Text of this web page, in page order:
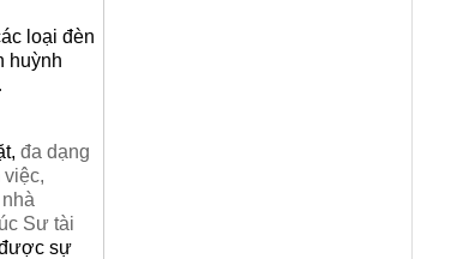
loại đèn
huỳnh
đa dạng
Sư tài
được sự